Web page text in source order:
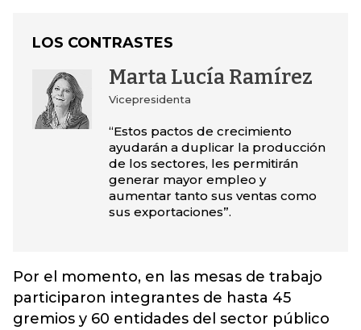
LOS CONTRASTES
Marta Lucía Ramírez
Vicepresidenta
“Estos pactos de crecimiento
ayudarán a duplicar la producción
de los sectores, les permitirán
generar mayor empleo y
aumentar tanto sus ventas como
sus exportaciones”.
Por el momento, en las mesas de trabajo
participaron integrantes de hasta 45
gremios y 60 entidades del sector público